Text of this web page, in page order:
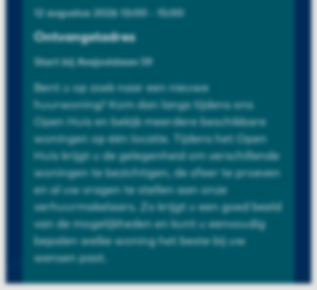
12 augustus 2026 13:00 - 15:00
Ontvangstadres
Start bij Ansjovislaan 59
Bent u op zoek naar een nieuwe
huurwoning? Kom dan langs tijdens ons
Open Huis en bekijk meerdere beschikbare
woningen op één locatie. Tijdens het Open
Huis krijgt u de gelegenheid om verschillende
woningen te bezichtigen, de sfeer te proeven
en al uw vragen te stellen aan onze
verhuurmakelaars. Zo krijgt u een goed beeld
van de mogelijkheden en kunt u eenvoudig
bepalen welke woning het beste bij uw
wensen past.